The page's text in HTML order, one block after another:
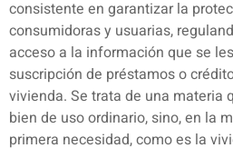
consistente en garantizar la
consumidoras y usuarias,
acceso a la información que se
suscripción de préstamos o
vivienda. Se trata de una materia
bien de uso ordinario, sino, en la
primera necesidad, como es la